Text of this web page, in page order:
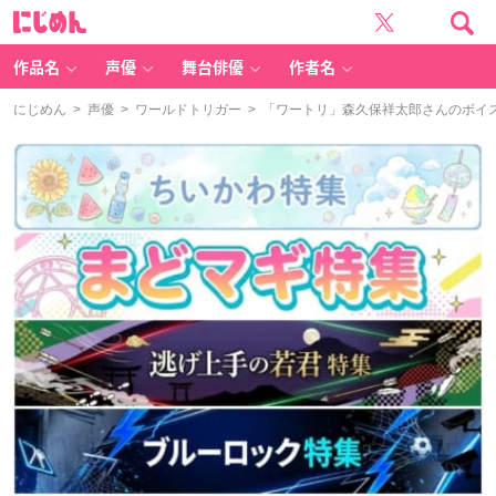
作品名 声優 舞台俳優 作者名
にじめん > 声優 > ワールドトリガー > 「ワートリ」森久保祥太郎さんのボイ